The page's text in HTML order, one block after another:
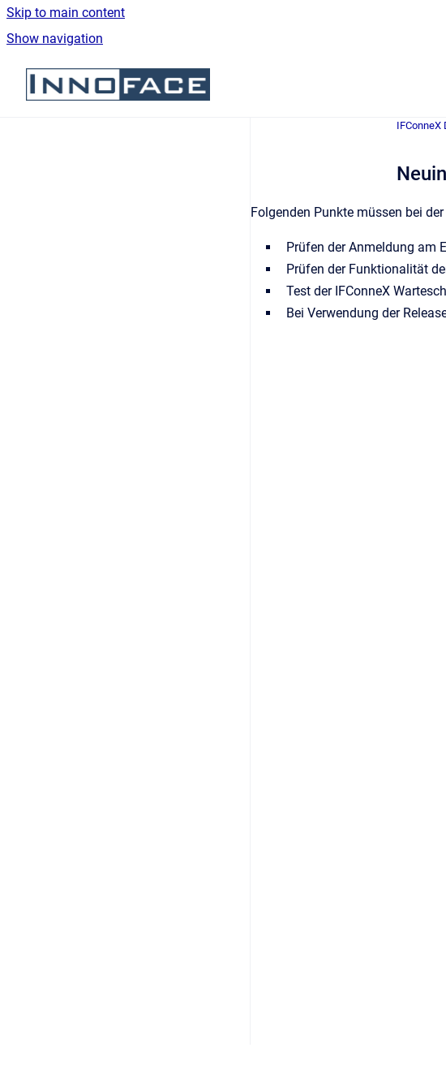
Skip to main content
Show navigation
Go to homepage
IFConneX
Folgenden Punkte müssen bei
Prüfen der Anmeldung am
Prüfen der Funktionalität
Test der IFConneX
Bei Verwendung der